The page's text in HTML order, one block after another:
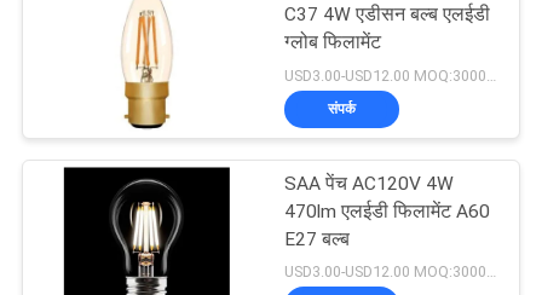
स्मार्ट एलईडी पट्टी
17
C37 4W एडीसन बल्ब एलईडी
ग्लोब फिलामेंट
संपर्क
SAA पेंच AC120V 4W
470lm एलईडी फिलामेंट A60
E27 बल्ब
USD3.00-USD12.00 MOQ:3000pcs